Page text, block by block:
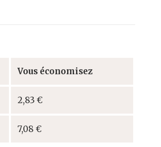
Vous économisez
2,83 €
7,08 €